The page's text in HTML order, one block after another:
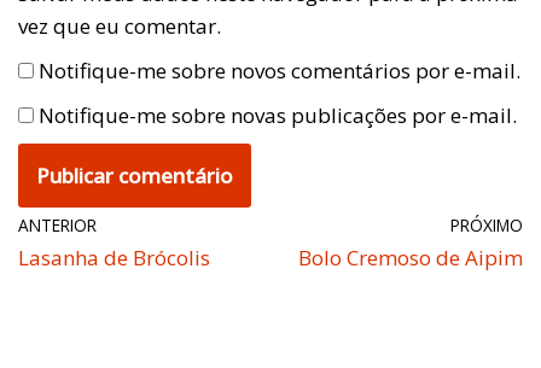
vez que eu comentar.
Notifique-me sobre novos comentários por e-mail.
Notifique-me sobre novas publicações por e-mail.
ANTERIOR
Lasanha de Brócolis
PRÓXIMO
Bolo Cremoso de Aipim